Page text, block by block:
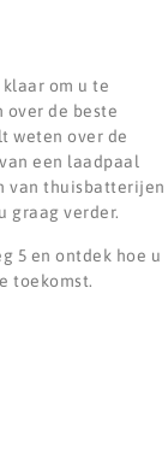
om u te
over de beste
weten over de
een laadpaal
van thuisbatterijen
graag verder.
5 en ontdek hoe u
toekomst.